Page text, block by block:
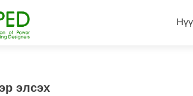
to
элсэх